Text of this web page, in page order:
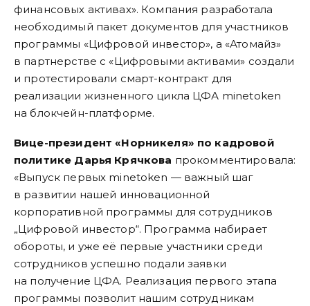
финансовых активах». Компания разработала
необходимый пакет документов для участников
программы «Цифровой инвестор», а «Атомайз»
в партнерстве с «Цифровыми активами» создали
и протестировали смарт-контракт для
реализации жизненного цикла ЦФА minetoken
на блокчейн-платформе.
Вице-президент «Норникеля» по кадровой
политике Дарья Крячкова прокомментировала:
«Выпуск первых minetoken — важный шаг
в развитии нашей инновационной
корпоративной программы для сотрудников
„Цифровой инвестор“. Программа набирает
обороты, и уже её первые участники среди
сотрудников успешно подали заявки
на получение ЦФА. Реализация первого этапа
программы позволит нашим сотрудникам